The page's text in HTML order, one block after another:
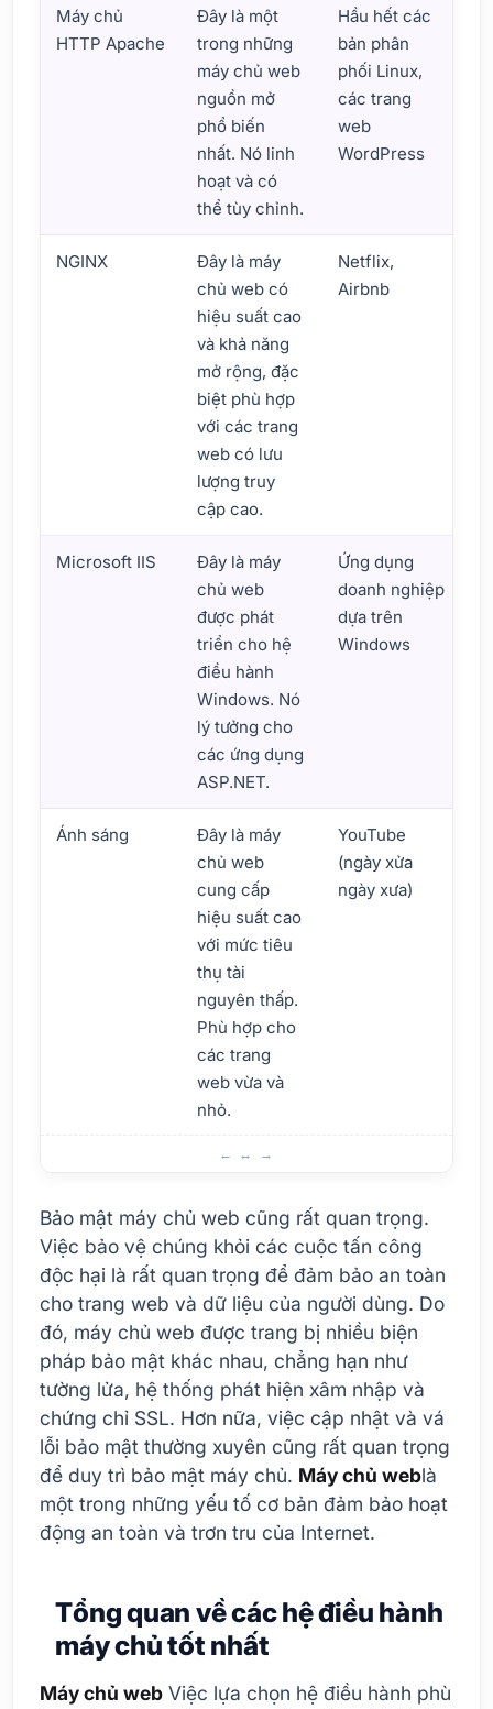
Máy chủ
HTTP Apache
Đây là một
trong những
máy chủ web
nguồn mở
phổ biến
nhất. Nó linh
hoạt và có
thể tùy chỉnh.
Hầu hết các
bản phân
phối Linux,
các trang
web
WordPress
NGINX
Đây là máy
chủ web có
hiệu suất cao
và khả năng
mở rộng, đặc
biệt phù hợp
với các trang
web có lưu
lượng truy
cập cao.
Netflix,
Airbnb
Microsoft IIS
Đây là máy
chủ web
được phát
triển cho hệ
điều hành
Windows. Nó
lý tưởng cho
các ứng dụng
ASP.NET.
Ứng dụng
doanh nghiệp
dựa trên
Windows
Ánh sáng
Đây là máy
chủ web
cung cấp
hiệu suất cao
với mức tiêu
thụ tài
nguyên thấp.
Phù hợp cho
các trang
web vừa và
nhỏ.
YouTube
(ngày xửa
ngày xưa)
Bảo mật máy chủ web cũng rất quan trọng.
Việc bảo vệ chúng khỏi các cuộc tấn công
độc hại là rất quan trọng để đảm bảo an toàn
cho trang web và dữ liệu của người dùng. Do
đó, máy chủ web được trang bị nhiều biện
pháp bảo mật khác nhau, chẳng hạn như
tường lửa, hệ thống phát hiện xâm nhập và
chứng chỉ SSL. Hơn nữa, việc cập nhật và vá
lỗi bảo mật thường xuyên cũng rất quan trọng
để duy trì bảo mật máy chủ. Máy chủ weblà
một trong những yếu tố cơ bản đảm bảo hoạt
động an toàn và trơn tru của Internet.
Tổng quan về các hệ điều hành
máy chủ tốt nhất
Máy chủ web Việc lựa chọn hệ điều hành phù